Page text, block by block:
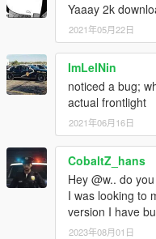
Yaaay 2k
2021年05月22日
ImLelNin
noticed a bug;
actual frontlight
2021年06月16日
CobaltZ_hans
Hey @w.. do
I was looking to
version I have
2023年08月01日